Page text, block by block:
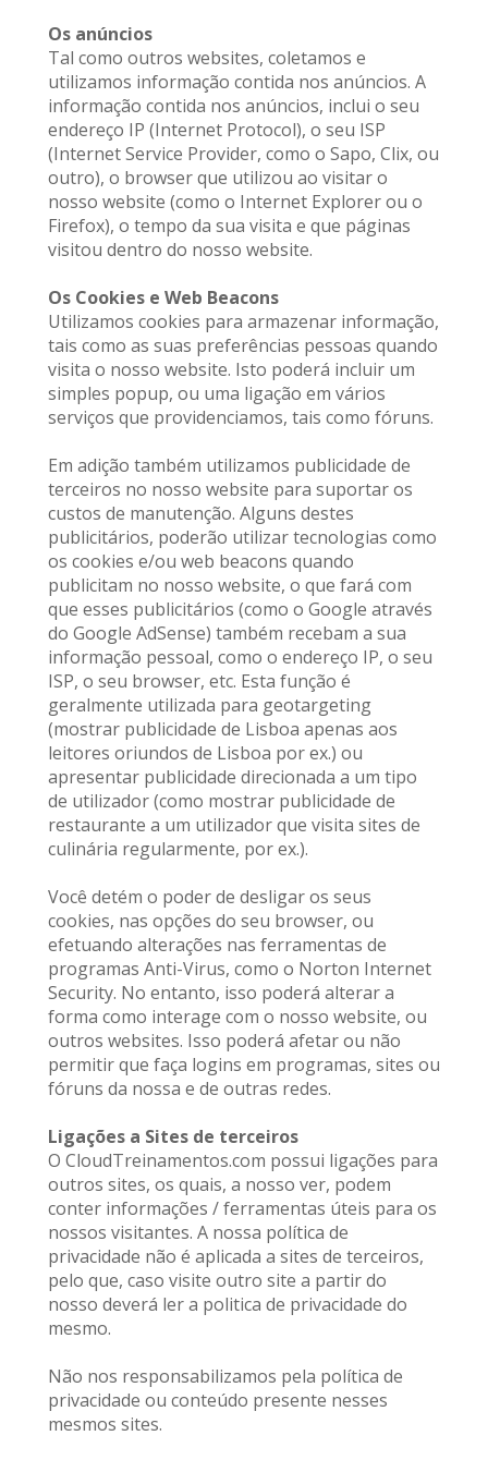
Os anúncios
Tal como outros websites, coletamos e
utilizamos informação contida nos anúncios. A
informação contida nos anúncios, inclui o seu
endereço IP (Internet Protocol), o seu ISP
(Internet Service Provider, como o Sapo, Clix, ou
outro), o browser que utilizou ao visitar o
nosso website (como o Internet Explorer ou o
Firefox), o tempo da sua visita e que páginas
visitou dentro do nosso website.
Os Cookies e Web Beacons
Utilizamos cookies para armazenar informação,
tais como as suas preferências pessoas quando
visita o nosso website. Isto poderá incluir um
simples popup, ou uma ligação em vários
serviços que providenciamos, tais como fóruns.
Em adição também utilizamos publicidade de
terceiros no nosso website para suportar os
custos de manutenção. Alguns destes
publicitários, poderão utilizar tecnologias como
os cookies e/ou web beacons quando
publicitam no nosso website, o que fará com
que esses publicitários (como o Google através
do Google AdSense) também recebam a sua
informação pessoal, como o endereço IP, o seu
ISP, o seu browser, etc. Esta função é
geralmente utilizada para geotargeting
(mostrar publicidade de Lisboa apenas aos
leitores oriundos de Lisboa por ex.) ou
apresentar publicidade direcionada a um tipo
de utilizador (como mostrar publicidade de
restaurante a um utilizador que visita sites de
culinária regularmente, por ex.).
Você detém o poder de desligar os seus
cookies, nas opções do seu browser, ou
efetuando alterações nas ferramentas de
programas Anti-Virus, como o Norton Internet
Security. No entanto, isso poderá alterar a
forma como interage com o nosso website, ou
outros websites. Isso poderá afetar ou não
permitir que faça logins em programas, sites ou
fóruns da nossa e de outras redes.
Ligações a Sites de terceiros
O CloudTreinamentos.com possui ligações para
outros sites, os quais, a nosso ver, podem
conter informações / ferramentas úteis para os
nossos visitantes. A nossa política de
privacidade não é aplicada a sites de terceiros,
pelo que, caso visite outro site a partir do
nosso deverá ler a politica de privacidade do
mesmo.
Não nos responsabilizamos pela política de
privacidade ou conteúdo presente nesses
mesmos sites.